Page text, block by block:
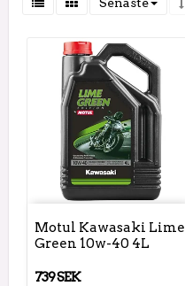
Motul Kawasaki Lime
Green 10w-40 4L
739 SEK